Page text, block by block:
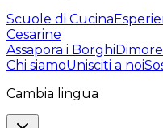
Scuole di Cucina
Cesarine
Assapora i Borghi
Chi siamoUnisciti a noi
Cambia lingua